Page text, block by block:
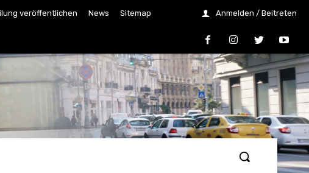
veröffentlichen News Sitemap Anmelden / Beitreten